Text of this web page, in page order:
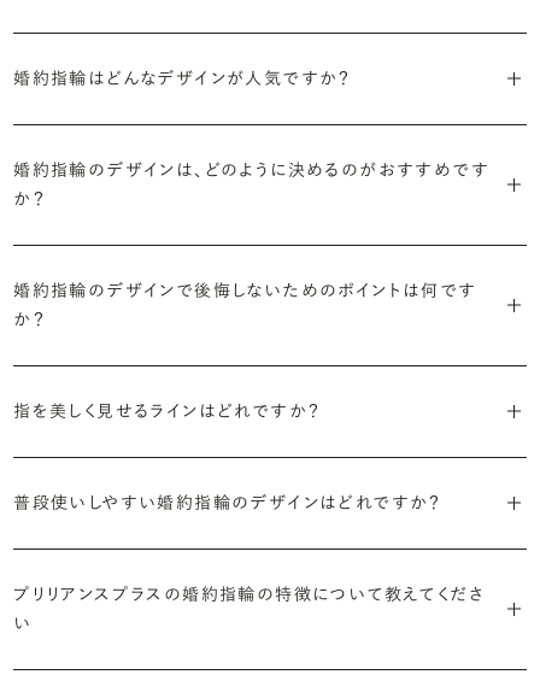
Ring（エンゲージメントリング）と呼ばれます。
リリアンスプラスでも不動の人気を誇ります。
えたデザイン。愛らしい雰囲気が楽しめます。
るという点でも人気があります。
ン。手元にしっかりと存在感を添えてくれます。
華やかなデザインをお好みの方から非常に人気です。
婚約指輪はどんなデザインが人気ですか？
に留めた王道のデザイン「ソリティア」です。
婚約指輪のデザインは、どのように決めるのがおすすめです
か？
す。
絞り、次にアームのフォルム（ストレート／ウェーブ／V字）と素材（プ
・年齢を重ねても似合うリングを目指す
・着用シーンを想像して選ぶ
日常的に身に着けたいのか、お出かけの時だけ身に着けたいのか
婚約指輪のデザインで後悔しないためのポイントは何です
か？
は実物を指に着けて見え方を確かめることです。
までじっくりと試着していただけます。
ショールームで婚約指輪を試着する
指を美しく見せるラインはどれですか？
見えやすいと言われています。
てきます。ぜひ、所要時間30秒のブリリアンスプラスオリジナル診断を
活用して、ご自身にぴったりのラインを探してみてください。
普段使いしやすい婚約指輪のデザインはどれですか？
なります。ブリリアンスプラスでは、普段の生活の中でも婚約指輪を楽
しく身に着けていただけるよう、全てのデザインが高さを抑えて作られ
プリリアンスプラスの婚約指輪の特徴について教えてくださ
い